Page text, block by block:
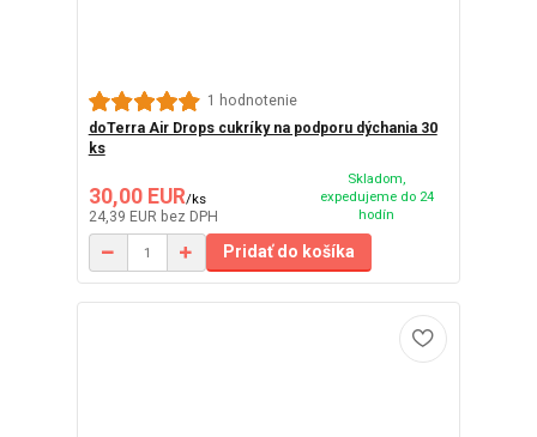
1 hodnotenie
doTerra Air Drops cukríky na podporu dýchania 30
ks
30,00 EUR/ks
24,39 EUR bez DPH
Skladom,
expedujeme do 24
hodín
Pridať do košíka